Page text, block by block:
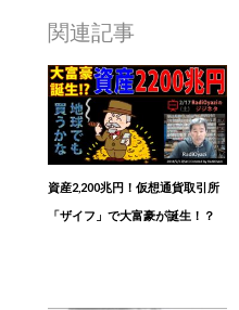
関連記事
資産2,200兆円！仮想通貨取引所
「ザイフ」で大富豪が誕生！？